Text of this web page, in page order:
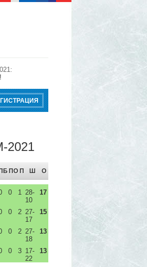
2021
ПБ ПО П Ш О
0 1 28-
10
17
0 2 27-
17
15
0 2 27-
18
13
0 3 17-
22
13